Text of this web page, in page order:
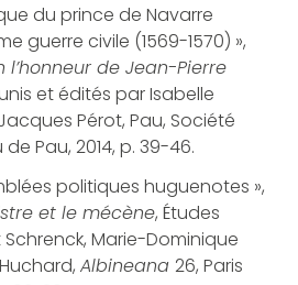
du prince de Navarre
guerre civile (1569-1570) »,
l’honneur de Jean-Pierre
et édités par Isabelle
Pérot, Pau, Société
Pau, 2014, p. 39-46.
politiques huguenotes »,
et le mécène, Études
Marie-Dominique
Albineana 26, Paris